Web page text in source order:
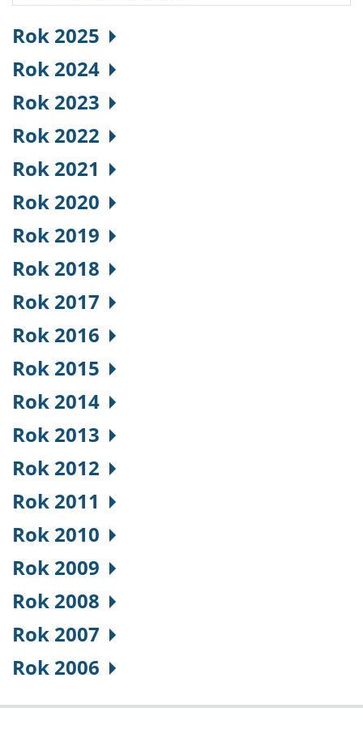
Rok 2025
Rok 2024
Rok 2023
Rok 2022
Rok 2021
Rok 2020
Rok 2019
Rok 2018
Rok 2017
Rok 2016
Rok 2015
Rok 2014
Rok 2013
Rok 2012
Rok 2011
Rok 2010
Rok 2009
Rok 2008
Rok 2007
Rok 2006